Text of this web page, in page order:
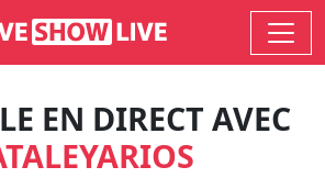
EN DIRECT AVEC